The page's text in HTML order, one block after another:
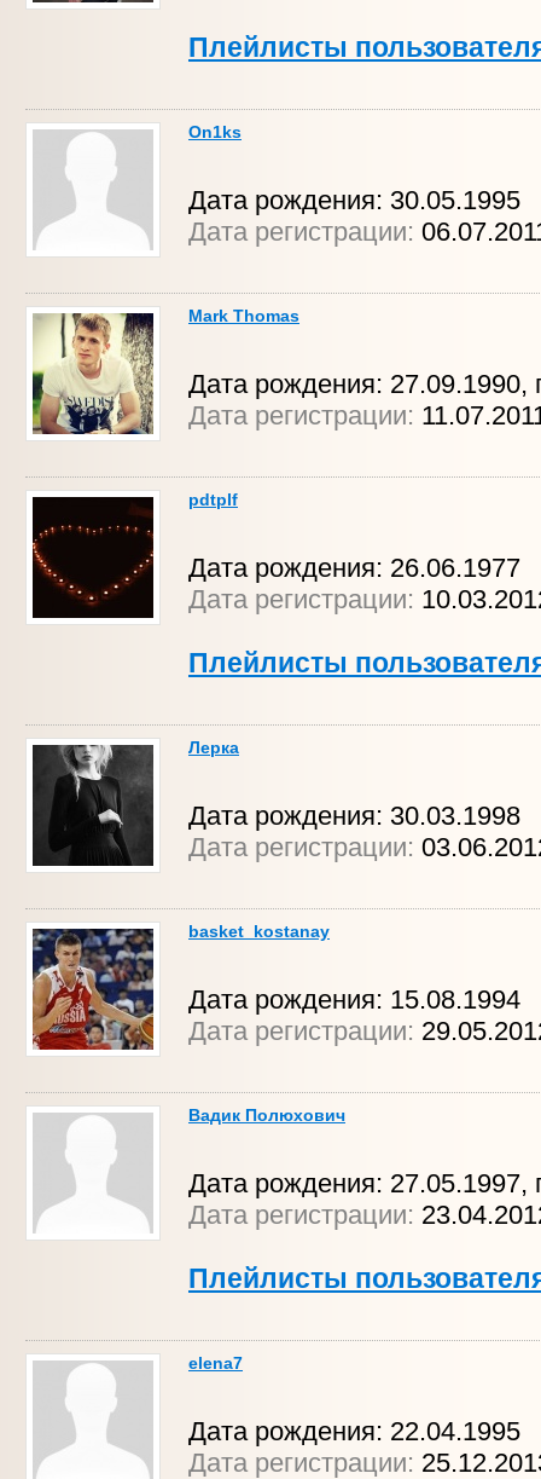
Плейлисты
On1ks
Дата рождения: 30.05.1995
Дата регистрации:
Mark Thomas
Дата рождения: 27.09.1990,
Дата регистрации:
pdtplf
Дата рождения: 26.06.1977
Дата регистрации:
Плейлисты
Лерка
Дата рождения: 30.03.1998
Дата регистрации:
basket_kostanay
Дата рождения: 15.08.1994
Дата регистрации:
Вадик Полюхович
Дата рождения: 27.05.1997,
Дата регистрации:
Плейлисты
elena7
Дата рождения: 22.04.1995
Дата регистрации: